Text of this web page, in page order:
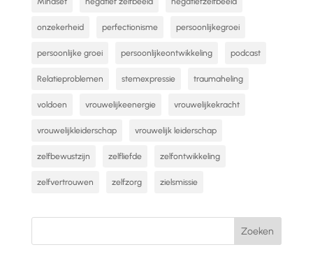
onzekerheid perfectionisme persoonlijkegroei
persoonlijke groei persoonlijkeontwikkeling podcast
Relatieproblemen stemexpressie traumaheling
voldoen vrouwelijkeenergie vrouwelijkekracht
vrouwelijkleiderschap vrouwelijk leiderschap
zelfbewustzijn zelfliefde zelfontwikkeling
zelfvertrouwen zelfzorg zielsmissie